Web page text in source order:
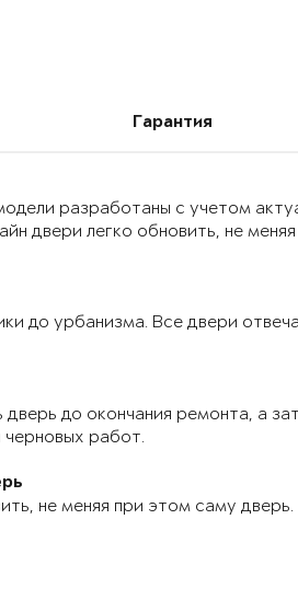
Гарантия
разработаны с учетом
двери легко обновить, не
до урбанизма. Все двери
до окончания ремонта, а
работ.
не меняя при этом саму